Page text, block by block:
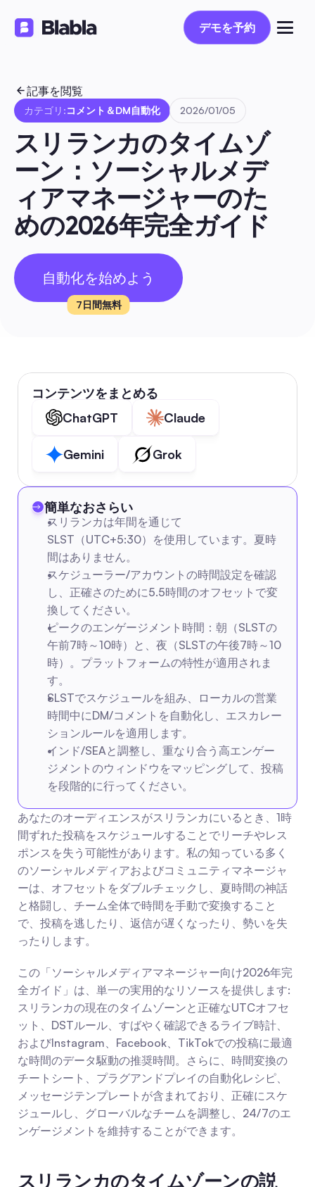
デモを予約
デモを予約
記事を閲覧
カテゴリ:コメント＆DM自動化 2026/01/05
スリランカのタイムゾ
ーン：ソーシャルメデ
ィアマネージャーのた
めの2026年完全ガイド
自動化を始めよう
7日間無料
コンテンツをまとめる
ChatGPT
Claude
Gemini Grok
簡単なおさらい
スリランカは年間を通じて
SLST（UTC+5:30）を使用しています。夏時
間はありません。
スケジューラー/アカウントの時間設定を確認
し、正確さのために5.5時間のオフセットで変
換してください。
ピークのエンゲージメント時間：朝（SLSTの
午前7時～10時）と、夜（SLSTの午後7時～10
時）。プラットフォームの特性が適用されま
す。
SLSTでスケジュールを組み、ローカルの営業
時間中にDM/コメントを自動化し、エスカレー
ションルールを適用します。
インド/SEAと調整し、重なり合う高エンゲー
ジメントのウィンドウをマッピングして、投稿
を段階的に行ってください。
あなたのオーディエンスがスリランカにいるとき、1時
間ずれた投稿をスケジュールすることでリーチやレス
ポンスを失う可能性があります。私の知っている多く
のソーシャルメディアおよびコミュニティマネージャ
ーは、オフセットをダブルチェックし、夏時間の神話
と格闘し、チーム全体で時間を手動で変換すること
で、投稿を逃したり、返信が遅くなったり、勢いを失
ったりします。
この「ソーシャルメディアマネージャー向け2026年完
全ガイド」は、単一の実用的なリソースを提供します:
スリランカの現在のタイムゾーンと正確なUTCオフセ
ット、DSTルール、すばやく確認できるライブ時計、
およびInstagram、Facebook、TikTokでの投稿に最適
な時間のデータ駆動の推奨時間。さらに、時間変換の
チートシート、プラグアンドプレイの自動化レシピ、
メッセージテンプレートが含まれており、正確にスケ
ジュールし、グローバルなチームを調整し、24/7のエ
ンゲージメントを維持することができます。
スリランカのタイムゾーンの説